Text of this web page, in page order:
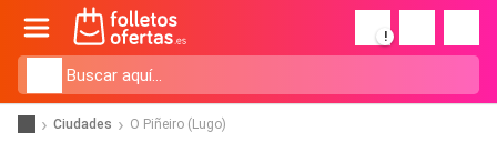
!
Ciudades O Piñeiro (Lugo)